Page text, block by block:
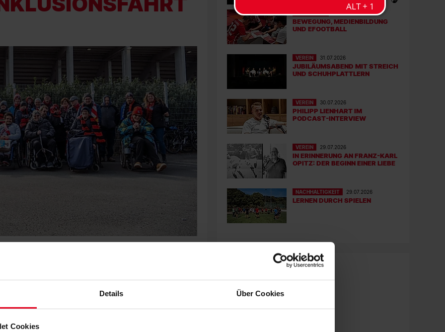
Details Über Cookies
Cookies
zu einem Auswärtsspiel der Profis. In diesem Jahr ging
ein Unentschieden holte.
vergangenen Wochenende den SC Freiburg auf seiner
barrierefreien Bus, der nicht umsetzbare
kann.
EFOOTBALL 06.08.2026
BEWEGUNG, MEDIENBILDUNG
UND EFOOTBALL
VEREIN 31.07.2026
JUBILÄUMSABEND MIT STREICH
UND SCHUHPLATTLERN
VEREIN 30.07.2026
PHILIPP LIENHART IM
PODCAST-INTERVIEW
VEREIN 29.07.2026
IN ERINNERUNG AN FRANZ-KARL
OPITZ: DER BEGINN EINER LIEBE
NACHHALTIGKEIT 29.07.2026
LERNEN DURCH SPIELEN